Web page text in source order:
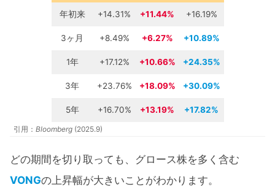
年初来 +14.31% +11.44% +16.19%
3ヶ月 +8.49% +6.27% +10.89%
1年 +17.12% +10.66% +24.35%
3年 +23.76% +18.09% +30.09%
5年 +16.70% +13.19% +17.82%
引用： Bloomberg (2025.9)
どの期間を切り取っても、グロース株を多く含む
VONGの上昇幅が大きいことがわかります。